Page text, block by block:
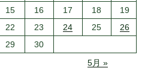
15
16 17 18
19
22
23 24 25
26
29
30
5月 »